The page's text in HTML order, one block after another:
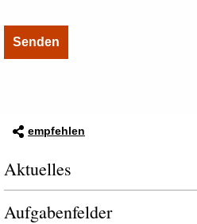
empfehlen
Aktuelles
Aufgabenfelder